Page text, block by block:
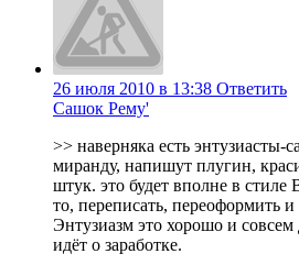
26 июля 2010 в 13:38 Ответить
Сашок Рему'
>> наверняка есть энтузиасты-
миранду, напишут плугин,
штук. это будет вполне в стиле
то, переписать, переоформить
Энтузиазм это хорошо и совсем
идёт о заработке.